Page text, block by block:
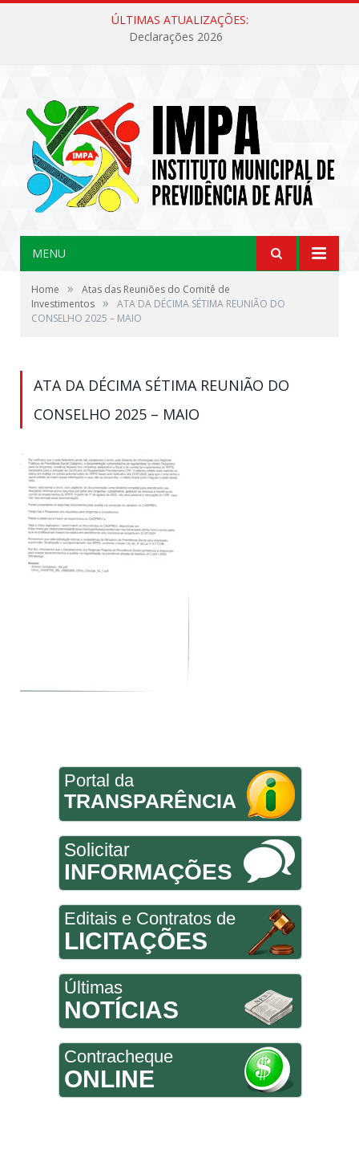
ÚLTIMAS ATUALIZAÇÕES:
Declarações 2026
MENU
Home »
Atas das Reuniões do Comitê de
Investimentos »
ATA DA DÉCIMA SÉTIMA REUNIÃO DO
CONSELHO 2025 – MAIO
ATA DA DÉCIMA SÉTIMA REUNIÃO DO
CONSELHO 2025 – MAIO
Portal da
TRANSPARÊNCIA
Solicitar
INFORMAÇÕES
Editais e Contratos de
LICITAÇÕES
Últimas
NOTÍCIAS
Contracheque
ONLINE